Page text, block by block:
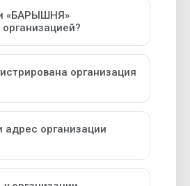
«БАРЫШНЯ»
организация
адрес организации